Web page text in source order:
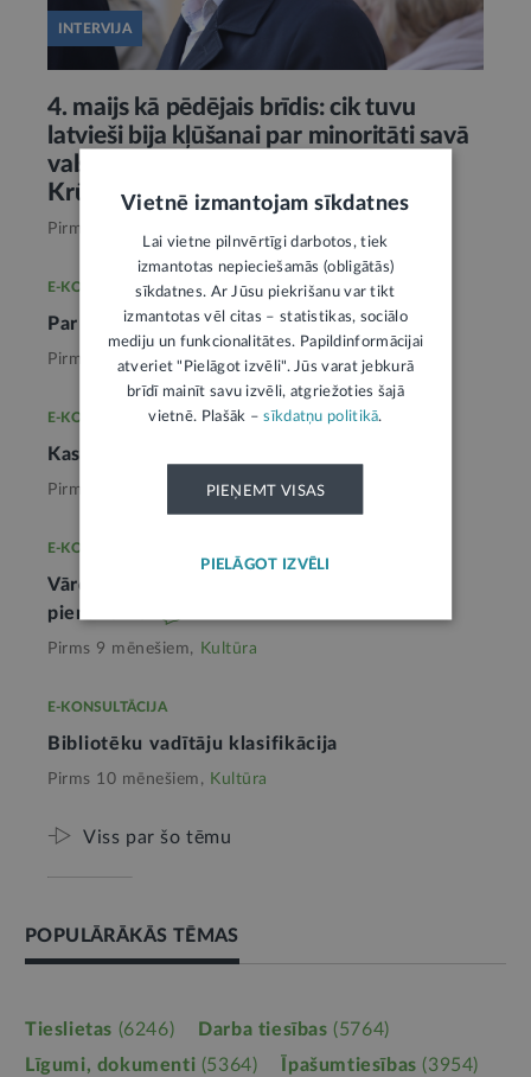
INTERVIJA
4. maijs kā pēdējais brīdis: cik tuvu
latvieši bija kļūšanai par minoritāti savā
valstī? Saruna ar vēsturnieku Gati
Krūmiņu
Pirms 3 mēnešiem,
E-KONSULTĀCIJA
Par Ziemeļmaķedonijas nosaukumu
Pirms 2 mēnešiem, Kultūra
E-KONSULTĀCIJA
Kas ir publisks izpildījums
Pirms 9 mēnešiem, Kultūra
E-KONSULTĀCIJA
Vārda dienas svinības ir paraža, nevis
pienākums
Pirms 9 mēnešiem, Kultūra
E-KONSULTĀCIJA
Bibliotēku vadītāju klasifikācija
Pirms 10 mēnešiem, Kultūra
Viss par šo tēmu
POPULĀRĀKĀS TĒMAS
Tieslietas (6246) Darba tiesības (5764)
Līgumi, dokumenti (5364) Īpašumtiesības (3954)
Vietnē izmantojam sīkdatnes
Lai vietne pilnvērtīgi darbotos, tiek
izmantotas nepieciešamās (obligātās)
sīkdatnes. Ar Jūsu piekrišanu var tikt
izmantotas vēl citas – statistikas, sociālo
mediju un funkcionalitātes. Papildinformācijai
atveriet "Pielāgot izvēli". Jūs varat jebkurā
brīdī mainīt savu izvēli, atgriežoties šajā
vietnē. Plašāk –sīkdatņu politikā.
PIEŅEMT VISAS
PIELĀGOT IZVĒLI